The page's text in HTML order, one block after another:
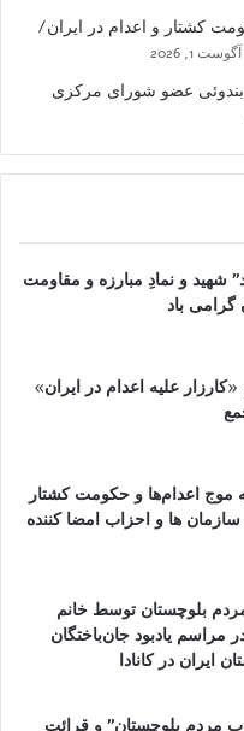
کشتار و اعدام در ایران/
آگوست 1, 2026
بندوئی عضو شورای مرکزی
شهید و نمادِ مبارزه و مقاومت
گرامی باد
علیه اعدام در ایران»
موج اعدام‌ها و حکومت کشتار
ها و احزاب امضا کننده
بلوچستان توسط خانم
یادبود جان‌باختگان
ایران در کانادا
مردم بلوچستان” و قرائت